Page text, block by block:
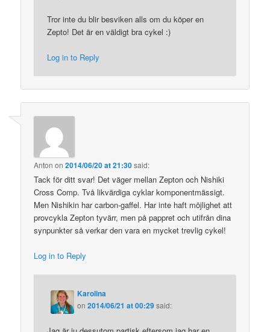
Tror inte du blir besviken alls om du köper en
Zepto! Det är en väldigt bra cykel :)
Log in to Reply
Anton on2014/06/20 at 21:30said:
Tack för ditt svar! Det väger mellan Zepton och Nishiki
Cross Comp. Två likvärdiga cyklar komponentmässigt.
Men Nishikin har carbon-gaffel. Har inte haft möjlighet att
provcykla Zepton tyvärr, men på pappret och utifrån dina
synpunkter så verkar den vara en mycket trevlig cykel!
Log in to Reply
Karolina
on2014/06/21 at 00:29said: